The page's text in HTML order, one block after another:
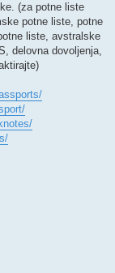
(za potne liste
potne liste, potne
liste, avstralske
delovna dovoljenja,